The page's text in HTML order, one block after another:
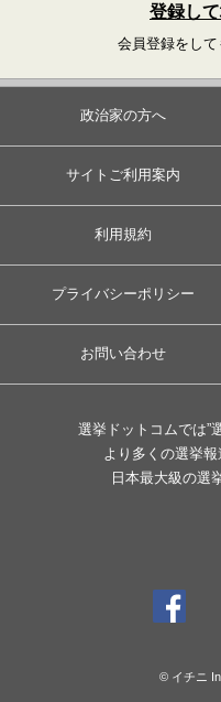
登録し
会員登録をして
政治家の方へ
サイトご利用案内
利用規約
プライバシーポリシー
お問い合わせ
選挙ドットコムでは”
より多くの選挙
日本最大級の選
© イチニ